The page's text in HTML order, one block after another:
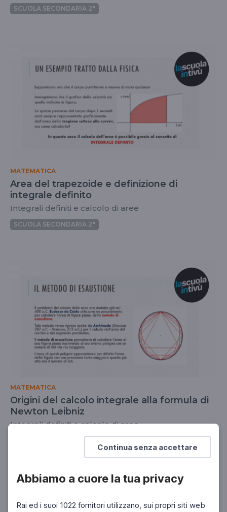
Continua senza accettare
Abbiamo a cuore la tua privacy
Rai ed i suoi 1022 fornitori utilizzano, sui propri siti web
SCUOLA SECONDARIA 2°
MATEMATICA
Area del trapezoide e definizione di
integrale definito
Integrali definiti e calcolo di aree
SCUOLA SECONDARIA 2°
MATEMATICA
Origini del calcolo integrale alla formula di
Newton Leibniz
Integrali definiti e calcolo di aree